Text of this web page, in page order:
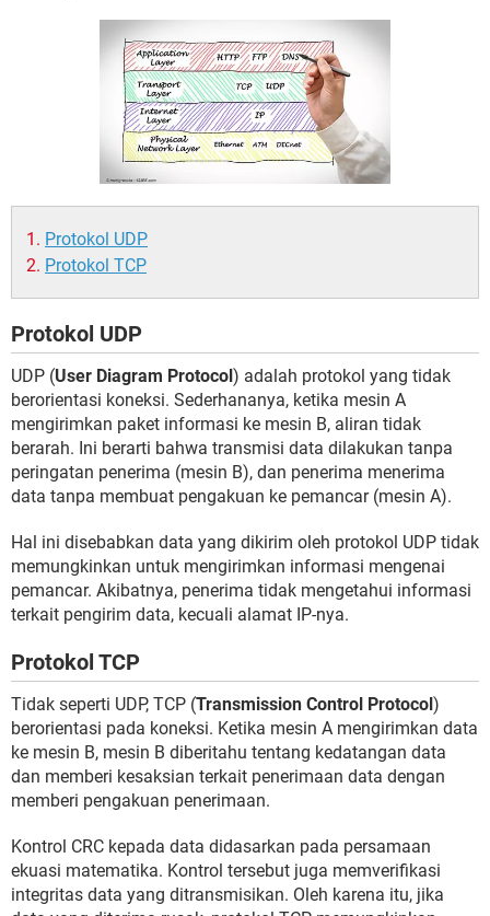
Protokol UDP
Protokol TCP
Protokol UDP
UDP (User Diagram Protocol) adalah protokol yang tidak
berorientasi koneksi. Sederhananya, ketika mesin A
mengirimkan paket informasi ke mesin B, aliran tidak
berarah. Ini berarti bahwa transmisi data dilakukan tanpa
peringatan penerima (mesin B), dan penerima menerima
data tanpa membuat pengakuan ke pemancar (mesin A).
Hal ini disebabkan data yang dikirim oleh protokol UDP tidak
memungkinkan untuk mengirimkan informasi mengenai
pemancar. Akibatnya, penerima tidak mengetahui informasi
terkait pengirim data, kecuali alamat IP-nya.
Protokol TCP
Tidak seperti UDP, TCP (Transmission Control Protocol)
berorientasi pada koneksi. Ketika mesin A mengirimkan data
ke mesin B, mesin B diberitahu tentang kedatangan data
dan memberi kesaksian terkait penerimaan data dengan
memberi pengakuan penerimaan.
Kontrol CRC kepada data didasarkan pada persamaan
ekuasi matematika. Kontrol tersebut juga memverifikasi
integritas data yang ditransmisikan. Oleh karena itu, jika